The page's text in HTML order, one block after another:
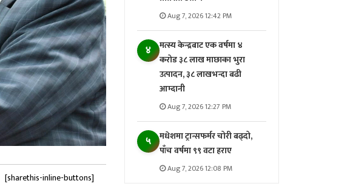
[sharethis-inline-buttons]
Aug 7, 2026 12:42 PM
४
मत्स्य केन्द्रबाट एक वर्षमा ४
करोड ३८ लाख माछाका भुरा
उत्पादन, ३८ लाखभन्दा बढी
आम्दानी
Aug 7, 2026 12:27 PM
५
मधेशमा ट्रान्सफर्मर चोरी बढ्दो,
पाँच वर्षमा ९९ वटा हराए
Aug 7, 2026 12:08 PM